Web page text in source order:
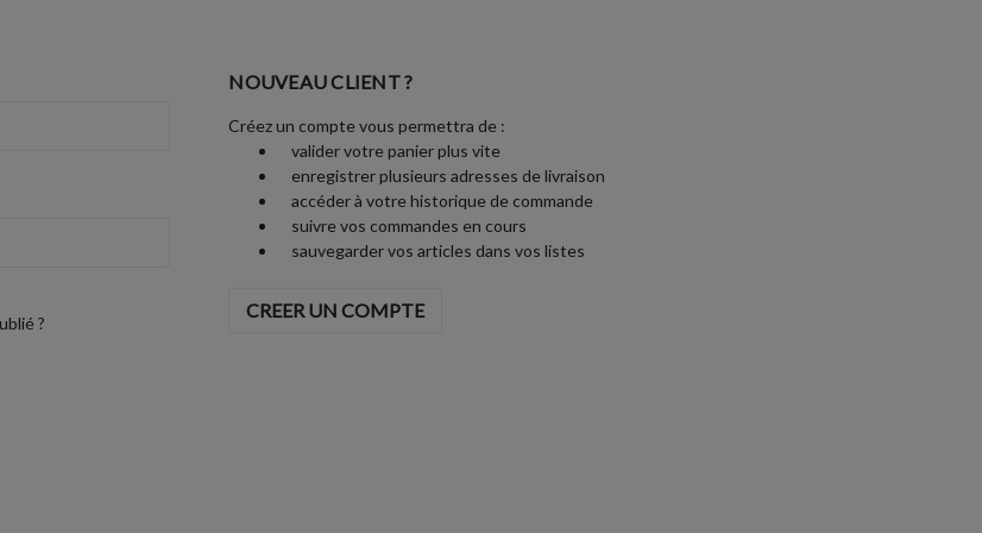
?
NOUVEAU CLIENT ?
Créez un compte vous permettra de :
valider votre panier plus vite
enregistrer plusieurs adresses de livraison
accéder à votre historique de commande
suivre vos commandes en cours
sauvegarder vos articles dans vos listes
CREER UN COMPTE